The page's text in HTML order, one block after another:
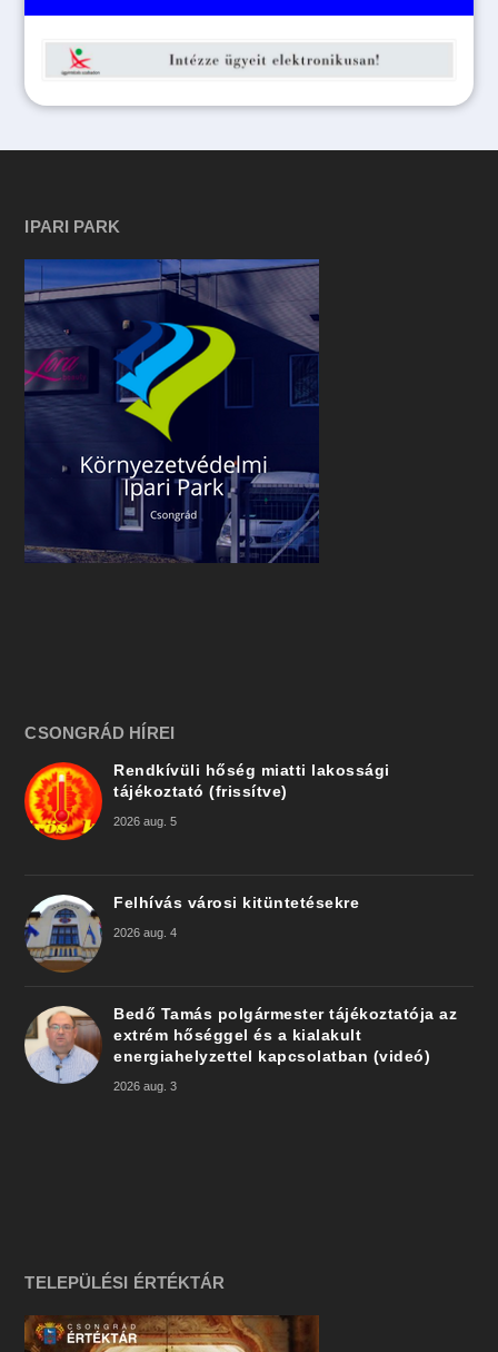
IPARI PARK
CSONGRÁD HÍREI
Rendkívüli hőség miatti lakossági
tájékoztató (frissítve)
2026 aug. 5
Felhívás városi kitüntetésekre
2026 aug. 4
Bedő Tamás polgármester tájékoztatója az
extrém hőséggel és a kialakult
energiahelyzettel kapcsolatban (videó)
2026 aug. 3
TELEPÜLÉSI ÉRTÉKTÁR